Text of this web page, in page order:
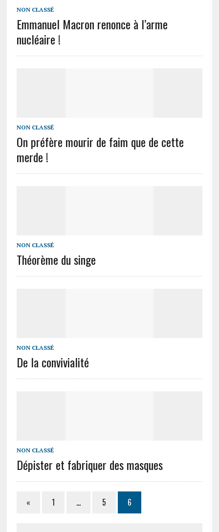
NON CLASSÉ
Emmanuel Macron renonce à l’arme
nucléaire !
NON CLASSÉ
On préfère mourir de faim que de cette
merde !
NON CLASSÉ
Théorème du singe
NON CLASSÉ
De la convivialité
NON CLASSÉ
Dépister et fabriquer des masques
« 1 … 5 6